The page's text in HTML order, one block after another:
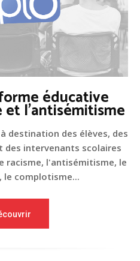
éducative
et l'antisémitisme
destination des élèves, des
des intervenants scolaires
racisme, l'antisémitisme, le
le complotisme...